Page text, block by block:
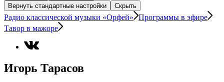
Вернуть стандартные настройки
Скрыть
Радио классической музыки «Орфей»
Программы в эфире
Тавор в мажоре
Игорь Тарасов